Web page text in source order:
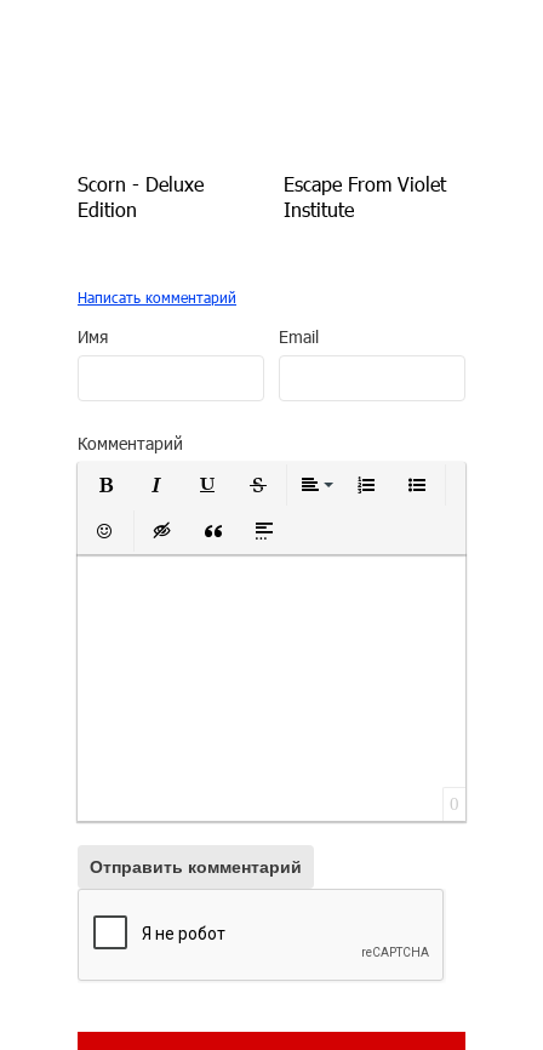
Scorn - Deluxe
Edition
Escape From Violet
Institute
Написать комментарий
Имя Email
Комментарий
Полужирный
Вставить смайлик
Вставка скрытого текста
Вставка цитаты
Вставка спойлера
0
Отправить комментарий